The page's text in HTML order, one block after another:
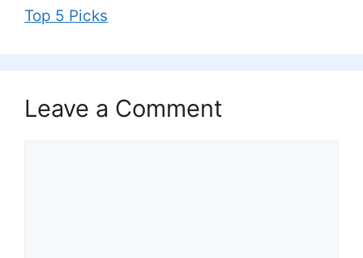
Top 5 Picks
Leave a Comment